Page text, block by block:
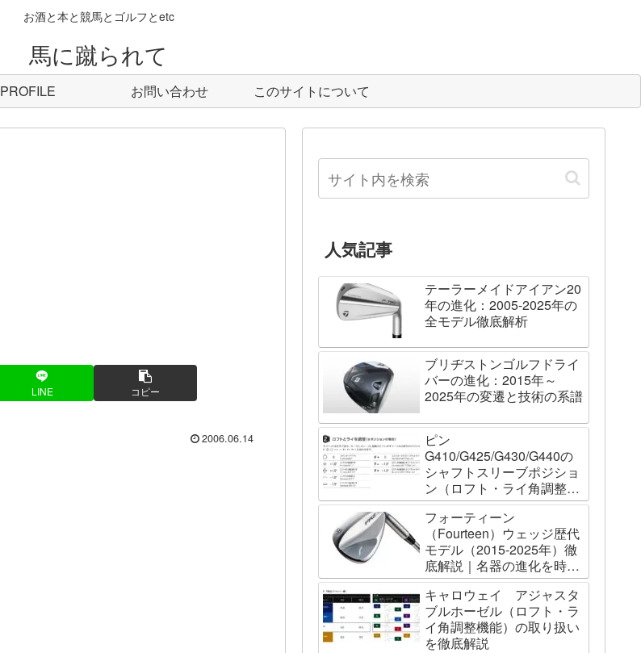
お酒と本と競馬とゴルフとetc
馬に蹴られて
PROFILE お問い合わせ このサイトについて
LINE コピー
2006.06.14
人気記事
テーラーメイドアイアン20
年の進化：2005-2025年の
全モデル徹底解析
ブリヂストンゴルフドライ
バーの進化：2015年～
2025年の変遷と技術の系譜
ピン
G410/G425/G430/G440の
シャフトスリーブポジショ
ン（ロフト・ライ角調整機
能）について
フォーティーン
（Fourteen）ウェッジ歴代
モデル（2015-2025年）徹
底解説｜名器の進化を時系
列で辿る
キャロウェイ アジャスタ
ブルホーゼル（ロフト・ラ
イ角調整機能）の取り扱い
を徹底解説